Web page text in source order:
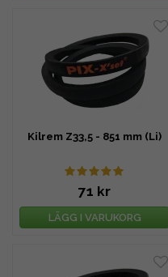
Kilrem Z33,5 - 851 mm (Li)
71 kr
LÄGG I VARUKORG